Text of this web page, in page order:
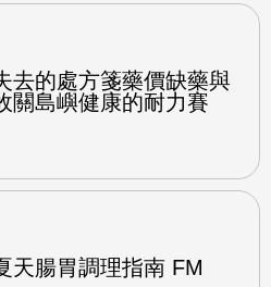
去的處方箋藥價缺藥與
關島嶼健康的耐力賽
天腸胃調理指南 FM